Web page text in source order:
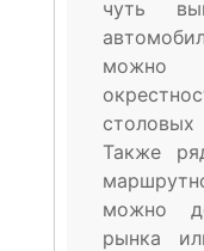
чуть
столовых
Также
можно
рынка